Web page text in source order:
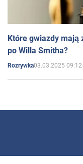
Które gwiazdy mają
po Willa Smitha?
Rozrywka03.03.2025 09:12